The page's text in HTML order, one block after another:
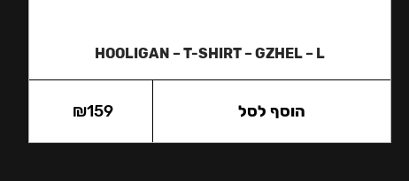
HOOLIGAN – T-SHIRT – GZHEL – L
₪159 הוסף לסל